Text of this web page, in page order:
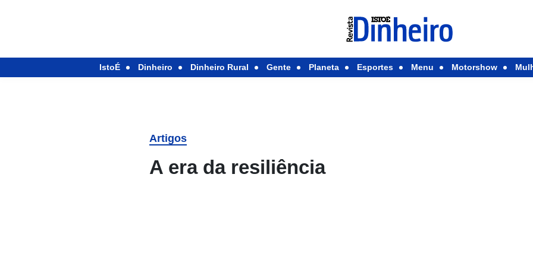
IstoÉ Dinheiro Dinheiro Rural Gente Planeta Esportes Menu Motorshow
Artigos
A era da resiliência